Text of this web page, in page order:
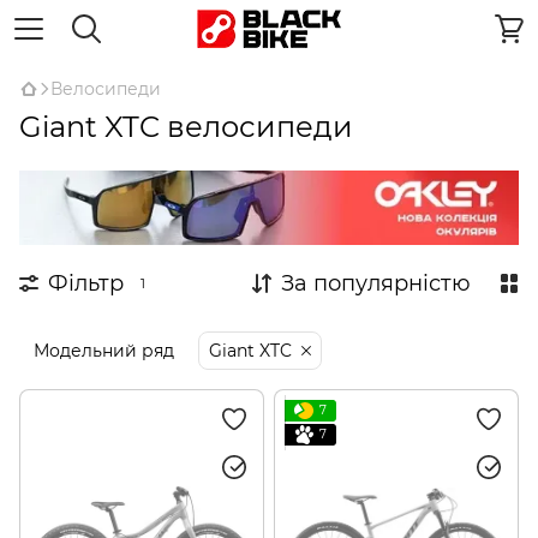
Велосипеди
Giant XTC велосипеди
Фільтр 1 За популярністю
Модельний ряд Giant XTC
7
7